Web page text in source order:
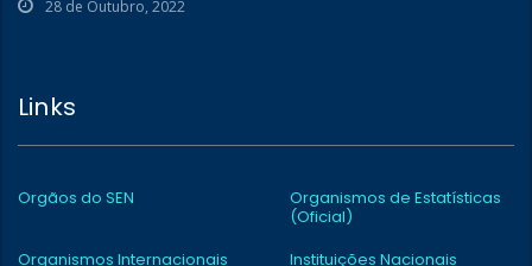
28 de Outubro, 2022
Links
Orgãos do SEN
Organismos de Estatísticas
(Oficial)
Organismos Internacionais
Instituições Nacionais